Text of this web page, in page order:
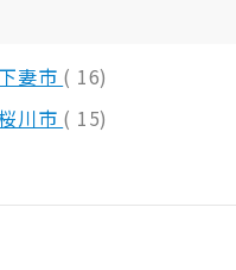
妻市 ( 16)
川市 ( 15)